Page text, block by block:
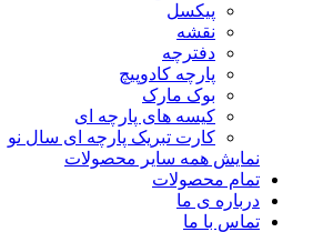
پیکسل
نقشه
دفترچه
پارچه کادوپیچ
بوک مارک
کیسه های پارچه ای
کارت تبریک پارچه ای سال نو
نمایش همه سایر محصولات
تمام محصولات
درباره ی ما
تماس با ما